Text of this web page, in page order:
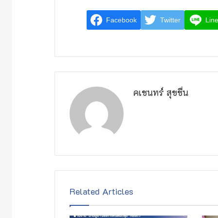
Facebook Twitter Line
คเชนทร์ สุขชื่น
Related Articles